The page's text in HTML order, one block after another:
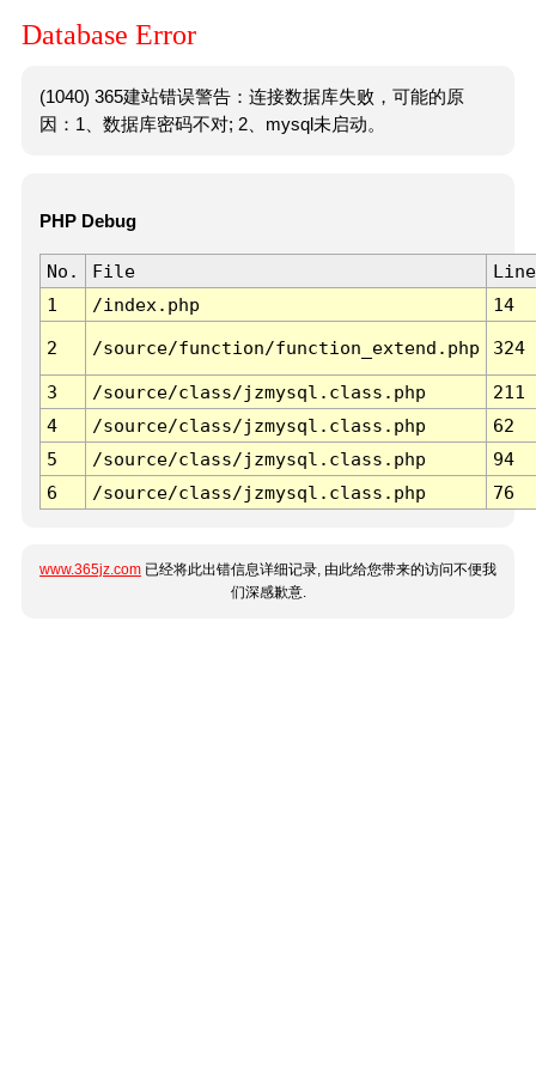
Database Error
(1040) 365建站错误警告：连接数据库失败，可能的原
因：1、数据库密码不对; 2、mysql未启动。
PHP Debug
No. File
Line
1
/index.php 14
2 /source/function/function_extend.php 324
3 /source/class/jzmysql.class.php
211
4
/source/class/jzmysql.class.php
62
5
/source/class/jzmysql.class.php
94
6
/source/class/jzmysql.class.php 76
www.365jz.com 已经将此出错信息详细记录, 由此给您带来的访问不便我
们深感歉意.